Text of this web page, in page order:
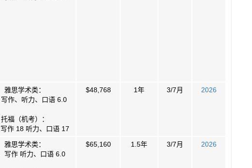
雅思学术类：
作、听力、口语 6.0
托福（机考）：
作 18 听力、口语 17
$48,768 1年 3/7月 2026
雅思学术类：
写作 听力、口语 6.0
$65,160 1.5年 3/7月 2026